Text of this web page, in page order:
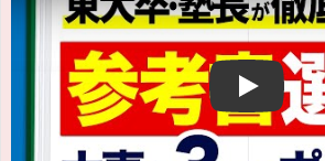
Play